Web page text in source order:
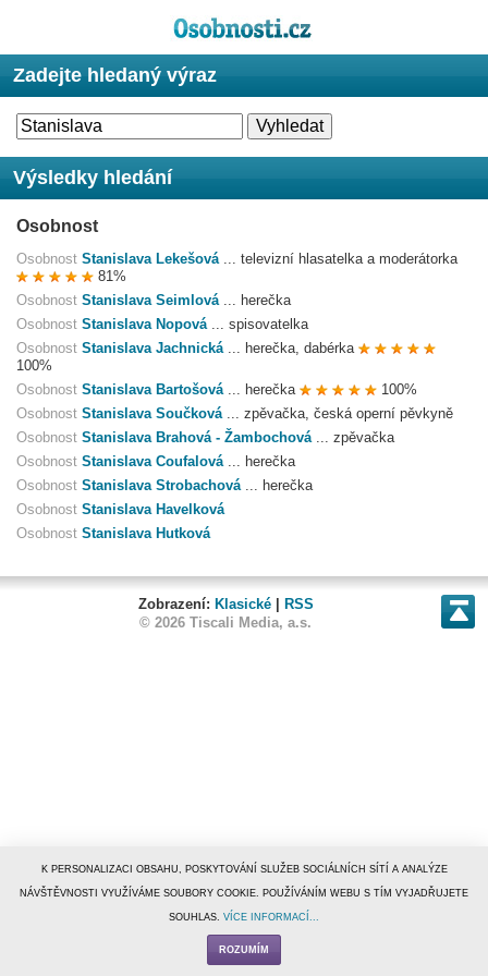
Zadejte hledaný výraz
Výsledky hledání
Osobnost
Osobnost Stanislava Lekešová
televizní hlasatelka a moderátorka
81%
Osobnost Stanislava Seimlová
herečka
Osobnost Stanislava Nopová
spisovatelka
Osobnost Stanislava Jachnická
herečka, dabérka
100%
Osobnost Stanislava Bartošová herečka
100%
Osobnost Stanislava Součková
zpěvačka, česká operní pěvkyně
Osobnost Stanislava Brahová - Žambochová
zpěvačka
Osobnost Stanislava Coufalová
herečka
Osobnost Stanislava Strobachová
herečka
Osobnost Stanislava Havelková
Osobnost Stanislava Hutková
Zobrazení: Klasické|
RSS
© 2026 Tiscali Media, a.s.
K PERSONALIZACI OBSAHU, POSKYTOVÁNÍ SLUŽEB SOCIÁLNÍCH SÍTÍ A ANALÝZE
NÁVŠTĚVNOSTI VYUŽÍVÁME SOUBORY COOKIE. POUŽÍVÁNÍM WEBU S TÍM VYJADŘUJETE
SOUHLAS. VÍCE INFORMACÍ...
ROZUMÍM